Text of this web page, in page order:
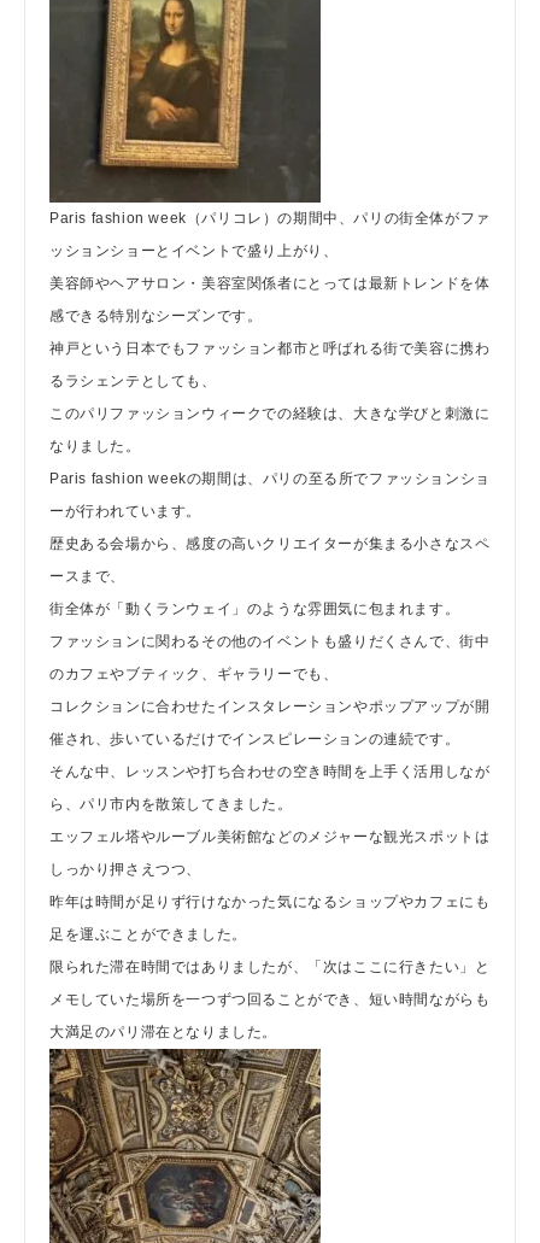
Paris fashion week（パリコレ）の期間中、パリの街全体がファ
ッションショーとイベントで盛り上がり、
美容師やヘアサロン・美容室関係者にとっては最新トレンドを体
感できる特別なシーズンです。
神戸という日本でもファッション都市と呼ばれる街で美容に携わ
るラシェンテとしても、
このパリファッションウィークでの経験は、大きな学びと刺激に
なりました。
Paris fashion weekの期間は、パリの至る所でファッションショ
ーが行われています。
歴史ある会場から、感度の高いクリエイターが集まる小さなスペ
ースまで、
街全体が「動くランウェイ」のような雰囲気に包まれます。
ファッションに関わるその他のイベントも盛りだくさんで、街中
のカフェやブティック、ギャラリーでも、
コレクションに合わせたインスタレーションやポップアップが開
催され、歩いているだけでインスピレーションの連続です。
そんな中、レッスンや打ち合わせの空き時間を上手く活用しなが
ら、パリ市内を散策してきました。
エッフェル塔やルーブル美術館などのメジャーな観光スポットは
しっかり押さえつつ、
昨年は時間が足りず行けなかった気になるショップやカフェにも
足を運ぶことができました。
限られた滞在時間ではありましたが、「次はここに行きたい」と
メモしていた場所を一つずつ回ることができ、短い時間ながらも
大満足のパリ滞在となりました。